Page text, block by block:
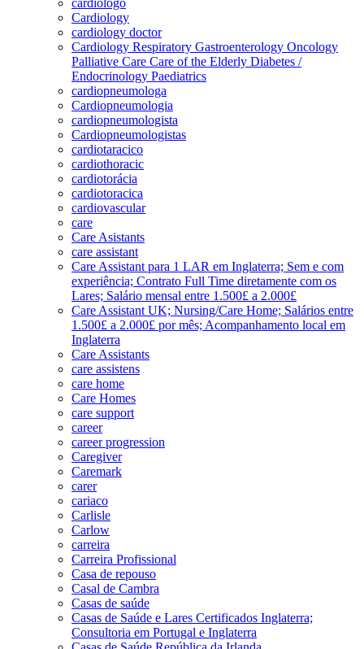
Cardiology
cardiology doctor
Cardiology Respiratory Gastroenterology Oncology
Palliative Care Care of the Elderly Diabetes /
Endocrinology Paediatrics
cardiopneumologa
Cardiopneumologia
cardiopneumologista
Cardiopneumologistas
cardiotaracico
cardiothoracic
cardiotorácia
cardiotoracica
cardiovascular
care
Care Asistants
care assistant
Care Assistant para 1 LAR em Inglaterra; Sem e com
experiência; Contrato Full Time diretamente com os
Lares; Salário mensal entre 1.500£ a 2.000£
Care Assistant UK; Nursing/Care Home; Salários entre
1.500£ a 2.000£ por mês; Acompanhamento local em
Inglaterra
Care Assistants
care assistens
care home
Care Homes
care support
career
career progression
Caregiver
Caremark
carer
cariaco
Carlisle
Carlow
carreira
Carreira Profissional
Casa de repouso
Casal de Cambra
Casas de saúde
Casas de Saúde e Lares Certificados Inglaterra;
Consultoria em Portugal e Inglaterra